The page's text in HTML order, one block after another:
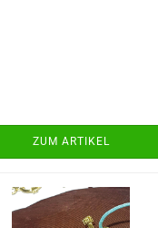
ZUM ARTIKEL